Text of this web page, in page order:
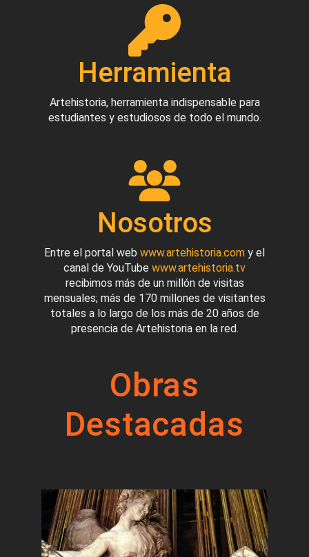
Herramienta
Artehistoria, herramienta indispensable para
estudiantes y estudiosos de todo el mundo.
Nosotros
Entre el portal web www.artehistoria.com y el
canal de YouTube www.artehistoria.tv
recibimos más de un millón de visitas
mensuales; más de 170 millones de visitantes
totales a lo largo de los más de 20 años de
presencia de Artehistoria en la red.
Obras
Destacadas